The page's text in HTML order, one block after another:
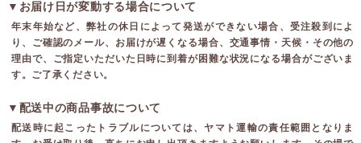
▼お届け日が変動する場合について
年末年始など、弊社の休日によって発送ができない場合、受注殺到によ
り、ご確認のメール、お届けが遅くなる場合、交通事情・天候・その他の
理由で、ご指定いただいた日時に到着が困難な状況になる場合がございま
す。ご了承ください。
▼配送中の商品事故について
配送時に起こったトラブルについては、ヤマト運輸の責任範囲となりま